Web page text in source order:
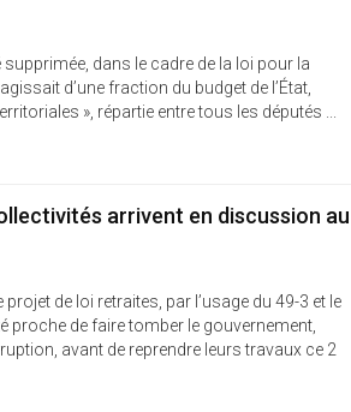
supprimée, dans le cadre de la loi pour la
d’une fraction du budget de l’État,
», répartie entre tous les députés ...
arrivent en discussion au
de loi retraites, par l’usage du 49-3 et le
proche de faire tomber le gouvernement,
avant de reprendre leurs travaux ce 2